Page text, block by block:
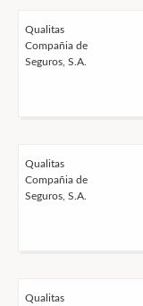
Qualitas
Compañia de
Seguros, S.A.
Qualitas
Compañia de
Seguros, S.A.
Qualitas